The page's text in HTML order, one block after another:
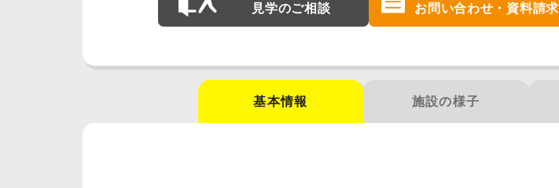
見学のご相談
お問い合わせ・資料請求
基本情報 施設の様子